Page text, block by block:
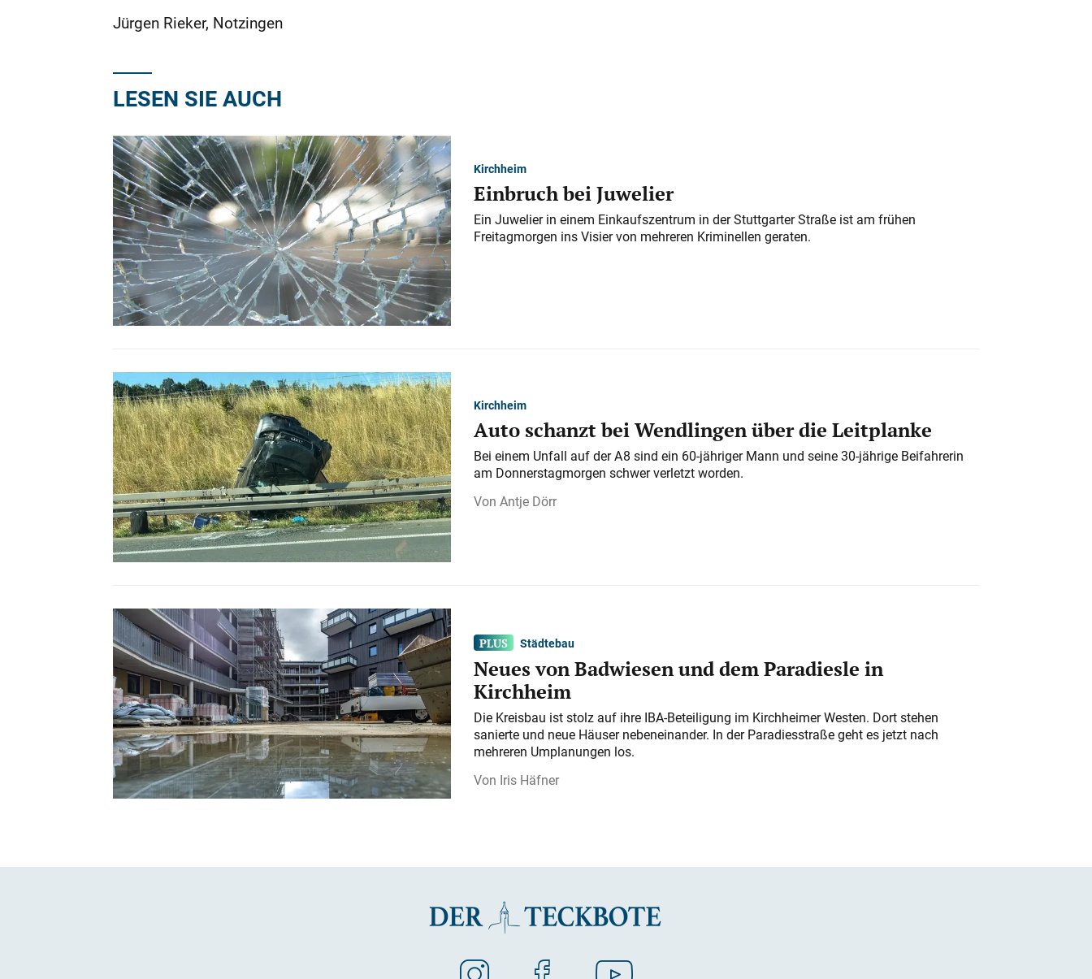
Jürgen Rieker, Notzingen
LESEN SIE AUCH
Kirchheim
Einbruch bei Juwelier
Ein Juwelier in einem Einkaufszentrum in der Stuttgarter Straße ist am frühen
Freitagmorgen ins Visier von mehreren Kriminellen geraten.
Kirchheim
Auto schanzt bei Wendlingen über die Leitplanke
Bei einem Unfall auf der A 8 sind ein 60-jähriger Mann und seine 30-jährige Beifahrerin
am Donnerstagmorgen schwer verletzt worden.
Antje Dörr
Städtebau
Neues von Badwiesen und dem Paradiesle in
Kirchheim
Die Kreisbau ist stolz auf ihre IBA-Beteiligung im Kirchheimer Westen. Dort stehen
sanierte und neue Häuser nebeneinander. In der Paradiesstraße geht es jetzt nach
mehreren Umplanungen los.
Iris Häfner